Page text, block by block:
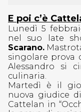
E poi c’è
Lunedì 5
nel suo late
Scarano.
singolare prova
Alessandro si
culinaria.
Martedì è il
nuova giudice
Cattelan in